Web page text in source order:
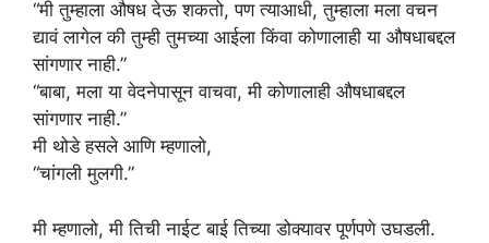
“मी तुम्हाला औषध देऊ शकतो, पण त्याआधी, तुम्हाला मला वचन
द्यावं लागेल की तुम्ही तुमच्या आईला किंवा कोणालाही या औषधाबद्दल
सांगणार नाही.”
“बाबा, मला या वेदनेपासून वाचवा, मी कोणालाही औषधाबद्दल
सांगणार नाही.”
मी थोडे हसले आणि म्हणालो,
“चांगली मुलगी.”
मी म्हणालो, मी तिची नाईट बाई तिच्या डोक्यावर पूर्णपणे उघडली.